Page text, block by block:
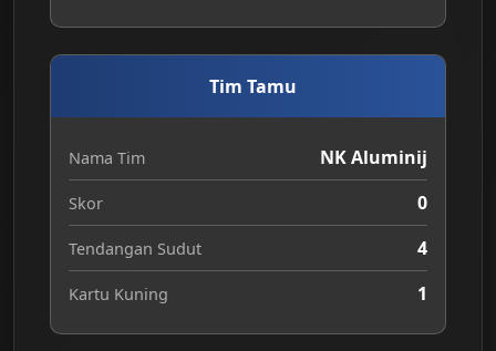
Tim Tamu
Nama Tim NK Aluminij
Skor 0
Tendangan Sudut 4
Kartu Kuning 1